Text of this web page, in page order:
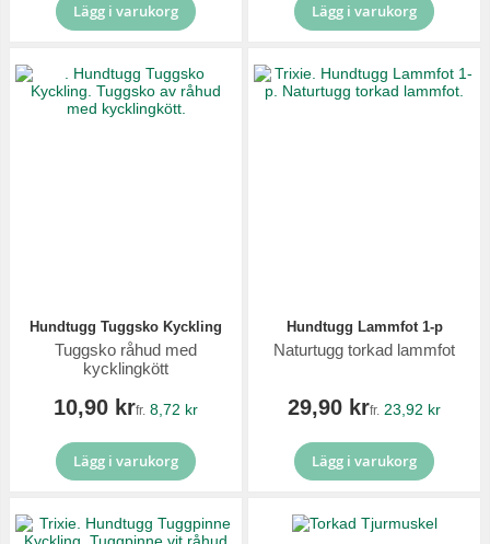
Lägg i varukorg Lägg i varukorg
Hundtugg Tuggsko Kyckling
Tuggsko råhud med
kycklingkött
10,90 krfr. 8,72 kr
Lägg i varukorg
Hundtugg Lammfot 1-p
Naturtugg torkad lammfot
29,90 krfr. 23,92 kr
Lägg i varukorg